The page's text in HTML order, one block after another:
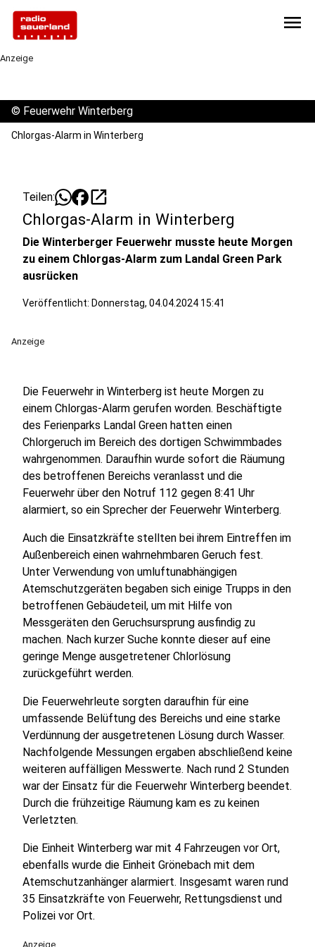
menu
Anzeige
© Feuerwehr Winterberg
Chlorgas-Alarm in Winterberg
Teilen: open_in_new
Chlorgas-Alarm in Winterberg
Die Winterberger Feuerwehr musste heute Morgen
zu einem Chlorgas-Alarm zum Landal Green Park
ausrücken
Veröffentlicht: Donnerstag, 04.04.2024 15:41
Anzeige
Die Feuerwehr in Winterberg ist heute Morgen zu
einem Chlorgas-Alarm gerufen worden. Beschäftigte
des Ferienparks Landal Green hatten einen
Chlorgeruch im Bereich des dortigen Schwimmbades
wahrgenommen. Daraufhin wurde sofort die Räumung
des betroffenen Bereichs veranlasst und die
Feuerwehr über den Notruf 112 gegen 8:41 Uhr
alarmiert, so ein Sprecher der Feuerwehr Winterberg.
Auch die Einsatzkräfte stellten bei ihrem Eintreffen im
Außenbereich einen wahrnehmbaren Geruch fest.
Unter Verwendung von umluftunabhängigen
Atemschutzgeräten begaben sich einige Trupps in den
betroffenen Gebäudeteil, um mit Hilfe von
Messgeräten den Geruchsursprung ausfindig zu
machen. Nach kurzer Suche konnte dieser auf eine
geringe Menge ausgetretener Chlorlösung
zurückgeführt werden.
Die Feuerwehrleute sorgten daraufhin für eine
umfassende Belüftung des Bereichs und eine starke
Verdünnung der ausgetretenen Lösung durch Wasser.
Nachfolgende Messungen ergaben abschließend keine
weiteren auffälligen Messwerte. Nach rund 2 Stunden
war der Einsatz für die Feuerwehr Winterberg beendet.
Durch die frühzeitige Räumung kam es zu keinen
Verletzten.
Die Einheit Winterberg war mit 4 Fahrzeugen vor Ort,
ebenfalls wurde die Einheit Grönebach mit dem
Atemschutzanhänger alarmiert. Insgesamt waren rund
35 Einsatzkräfte von Feuerwehr, Rettungsdienst und
Polizei vor Ort.
Anzeige